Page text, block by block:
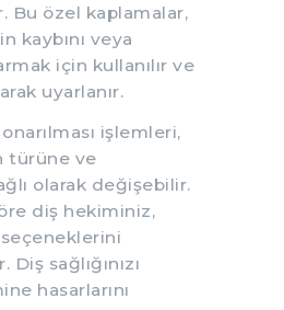
Bu özel kaplamalar,
kaybını veya
için kullanılır ve
uyarlanır.
işlemleri,
türüne ve
olarak değişebilir.
diş hekiminiz,
sağlığınızı
hasarlarını